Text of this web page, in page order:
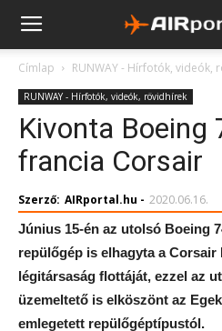
Címlap RUNWAY - Hírfotók, videók,
RUNWAY - Hírfotók, videók, rövidhírek
Kivonta Boeing
francia Corsair
Szerző: AIRportal.hu - 2020.06.16.
Június 15-én az utolsó Boeing
repülőgép is elhagyta a
légitársaság flottáját, ezzel az
üzemeltető is elköszönt az
emlegetett repülőgéptípustól.